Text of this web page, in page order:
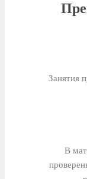
Занятия
В